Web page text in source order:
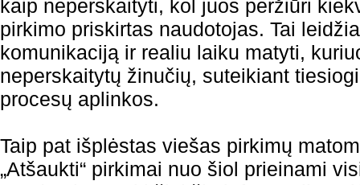
kaip neperskaityti, kol juos peržiūri
pirkimo priskirtas naudotojas. Tai
komunikaciją ir realiu laiku matyti,
neperskaitytų žinučių, suteikiant
procesų aplinkos.
Taip pat išplėstas viešas pirkimų
„Atšaukti“ pirkimai nuo šiol prieinami